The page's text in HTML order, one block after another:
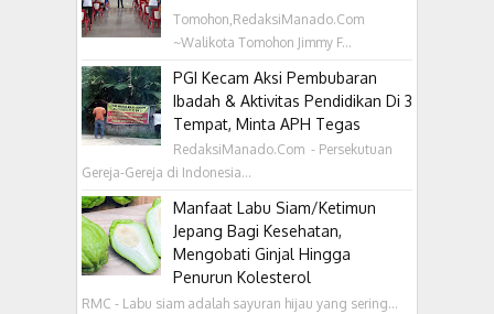
Tomohon,RedaksiManado.Com
~Walikota Tomohon Jimmy F...
PGI Kecam Aksi Pembubaran
Ibadah & Aktivitas Pendidikan Di 3
Tempat, Minta APH Tegas
RedaksiManado.Com - Persekutuan
Gereja-Gereja di Indonesia...
Manfaat Labu Siam/Ketimun
Jepang Bagi Kesehatan,
Mengobati Ginjal Hingga
Penurun Kolesterol
RMC - Labu siam adalah sayuran hijau yang sering...